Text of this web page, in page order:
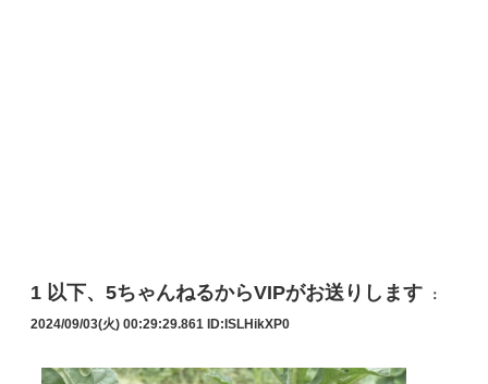
1 以下、5ちゃんねるからVIPがお送りします ：
2024/09/03(火) 00:29:29.861 ID:ISLHikXP0